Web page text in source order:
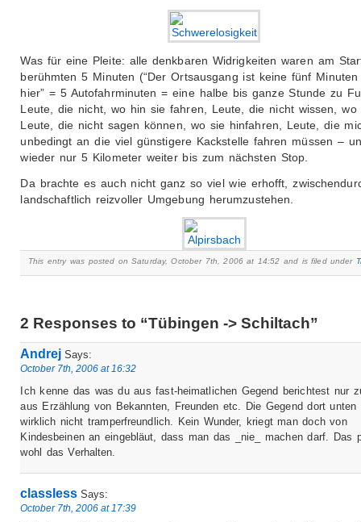
Was für eine Pleite: alle denkbaren Widrigkeiten waren am
berühmten 5 Minuten (“Der Ortsausgang ist keine fünf Minuten
hier” = 5 Autofahrminuten = eine halbe bis ganze Stunde zu
Leute, die nicht, wo hin sie fahren, Leute, die nicht wissen, wo
Leute, die nicht sagen können, wo sie hinfahren, Leute, die
unbedingt an die viel günstigere Kackstelle fahren müssen –
wieder nur 5 Kilometer weiter bis zum nächsten Stop.
Da brachte es auch nicht ganz so viel wie erhofft,
landschaftlich reizvoller Umgebung herumzustehen.
This entry was posted on Saturday, October 7th, 2006 at 14:52 and is filed under
2 Responses to “Tübingen -> Schiltach”
Andrej Says:
October 7th, 2006 at 16:32
Ich kenne das was du aus fast-heimatlichen Gegend berichtest nur
aus Erzählung von Bekannten, Freunden etc. Die Gegend dort unten
wirklich nicht tramperfreundlich. Kein Wunder, kriegt man doch von
Kindesbeinen an eingebläut, dass man das _nie_ machen darf. Das
wohl das Verhalten.
classless Says:
October 7th, 2006 at 17:39